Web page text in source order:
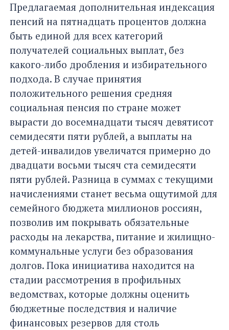
Предлагаемая дополнительная индексация
пенсий на пятнадцать процентов должна
быть единой для всех категорий
получателей социальных выплат, без
какого-либо дробления и избирательного
подхода. В случае принятия
положительного решения средняя
социальная пенсия по стране может
вырасти до восемнадцати тысяч девятисот
семидесяти пяти рублей, а выплаты на
детей-инвалидов увеличатся примерно до
двадцати восьми тысяч ста семидесяти
пяти рублей. Разница в суммах с текущими
начислениями станет весьма ощутимой для
семейного бюджета миллионов россиян,
позволив им покрывать обязательные
расходы на лекарства, питание и жилищно-
коммунальные услуги без образования
долгов. Пока инициатива находится на
стадии рассмотрения в профильных
ведомствах, которые должны оценить
бюджетные последствия и наличие
финансовых резервов для столь